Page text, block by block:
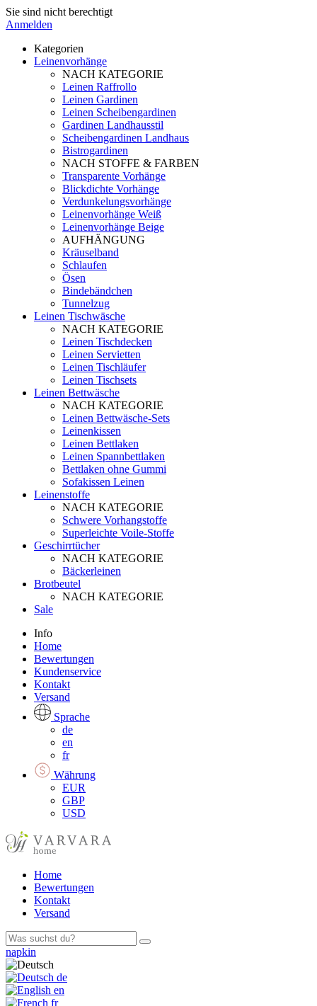
Sie sind nicht berechtigt
Anmelden
Kategorien
Leinenvorhänge
NACH KATEGORIE
Leinen Raffrollo
Leinen Gardinen
Leinen Scheibengardinen
Gardinen Landhausstil
Scheibengardinen Landhaus
Bistrogardinen
NACH STOFFE & FARBEN
Transparente Vorhänge
Blickdichte Vorhänge
Verdunkelungsvorhänge
Leinenvorhänge Weiß
Leinenvorhänge Beige
AUFHÄNGUNG
Kräuselband
Schlaufen
Ösen
Bindebändchen
Tunnelzug
Leinen Tischwäsche
NACH KATEGORIE
Leinen Tischdecken
Leinen Servietten
Leinen Tischläufer
Leinen Tischsets
Leinen Bettwäsche
NACH KATEGORIE
Leinen Bettwäsche-Sets
Leinenkissen
Leinen Bettlaken
Leinen Spannbettlaken
Bettlaken ohne Gummi
Sofakissen Leinen
Leinenstoffe
NACH KATEGORIE
Schwere Vorhangstoffe
Superleichte Voile-Stoffe
Geschirrtücher
NACH KATEGORIE
Bäckerleinen
Brotbeutel
NACH KATEGORIE
Sale
Info
Home
Bewertungen
Kundenservice
Kontakt
Versand
Sprache
de
en
fr
Währung
EUR
GBP
USD
Home
Bewertungen
Kontakt
Versand
napkin
de
en
fr